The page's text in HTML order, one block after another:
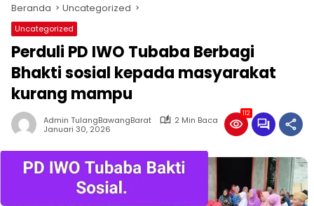
komunikasi
usaha
(beriklan),
fokus
pada
nasional
maupun
international,
dan
Beranda Uncategorized
Uncategorized
Perduli PD IWO Tubaba Berbagi
Bhakti sosial kepada masyarakat
kurang mampu
Admin TulangBawangBarat
2 Min Baca
Januari 30, 2026
112